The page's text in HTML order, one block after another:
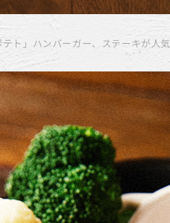
ト」ハンバーガー、ステーキが人気